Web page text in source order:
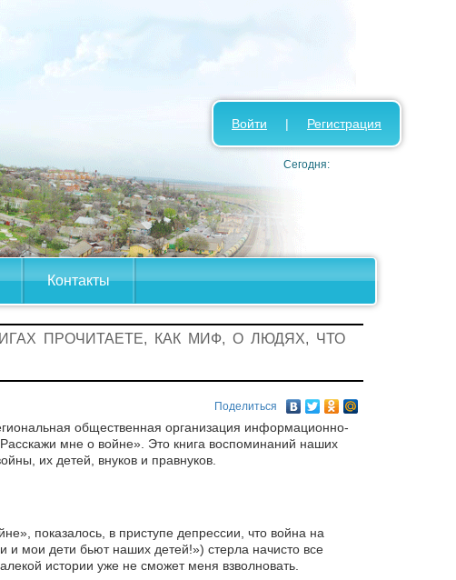
Контакты
Войти | Регистрация
Сегодня:
ПРОЧИТАЕТЕ, КАК МИФ, О ЛЮДЯХ, ЧТО
Поделиться
общественная организация информационно-
мне о войне». Это книга воспоминаний наших
их детей, внуков и правнуков.
показалось, в приступе депрессии, что война на
и мои дети бьют наших детей!») стерла начисто все
истории уже не сможет меня взволновать.